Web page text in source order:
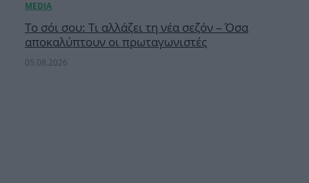
Το σόι σου: Τι αλλάζει τη νέα σεζόν – Όσα
αποκαλύπτουν οι πρωταγωνιστές
05.08.2026